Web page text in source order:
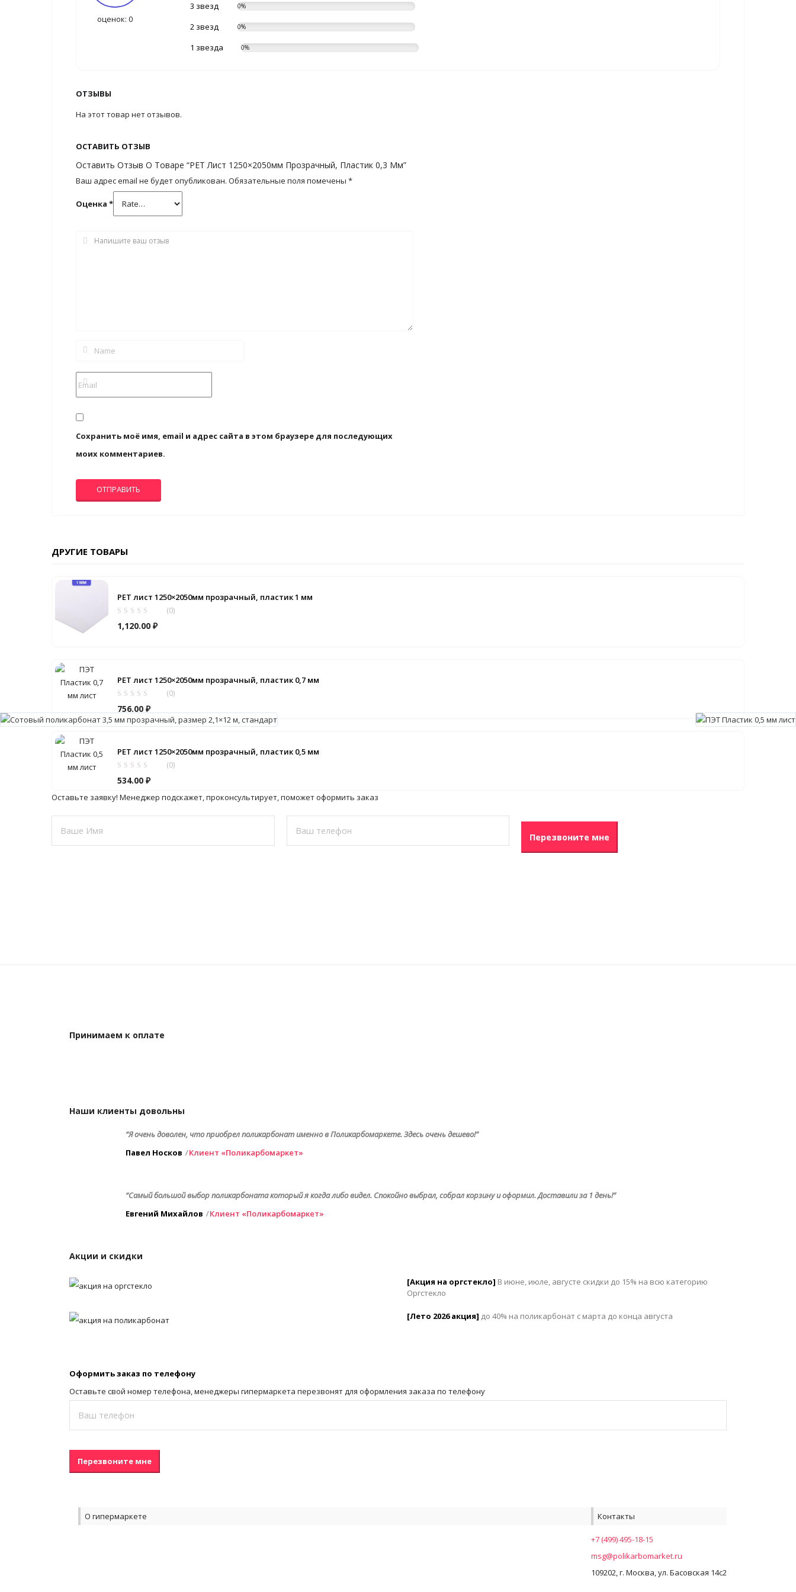
оценок: 0
3 звезд 0%
2 звезд 0%
1 звезда 0%
ОТЗЫВЫ
На этот товар нет отзывов.
ОСТАВИТЬ ОТЗЫВ
Оставить Отзыв О Товаре “PET Лист 1250×2050мм Прозрачный, Пластик 0,3 Мм”
Ваш адрес email не будет опубликован. Обязательные поля помечены *
Оценка *
Сохранить моё имя, email и адрес сайта в этом браузере для последующих
моих комментариев.
ДРУГИЕ ТОВАРЫ
PET лист 1250×2050мм прозрачный, пластик 1 мм
(0)
1,120.00 ₽
PET лист 1250×2050мм прозрачный, пластик 0,7 мм
(0)
756.00 ₽
PET лист 1250×2050мм прозрачный, пластик 0,5 мм
(0)
534.00 ₽
Оставьте заявку! Менеджер подскажет, проконсультирует, поможет оформить заказ
Перезвоните мне
Принимаем к оплате
Наши клиенты довольны
“Я очень доволен, что приобрел поликарбонат именно в Поликарбомаркете. Здесь очень дешево!”
Павел Носков
Клиент «Поликарбомаркет»
“Самый большой выбор поликарбоната который я когда либо видел. Спокойно выбрал, собрал корзину и оформил. Доставили за 1 день!”
Евгений Михайлов
Клиент «Поликарбомаркет»
Акции и скидки
[Акция на оргстекло] В июне, июле, августе скидки до 15% на всю категорию
Оргстекло
[Лето 2026 акция] до 40% на поликарбонат с марта до конца августа
Оформить заказ по телефону
Оставьте свой номер телефона, менеджеры гипермаркета перезвонят для оформления заказа по телефону
Перезвоните мне
поле
Контакты
+7 (499) 495-18-15
msg@polikarbomarket.ru
109202, г. Москва, ул. Басовская 14с2
О гипермаркете